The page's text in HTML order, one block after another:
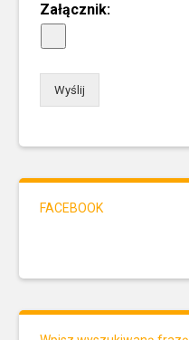
Załącznik:
Wyślij
FACEBOOK